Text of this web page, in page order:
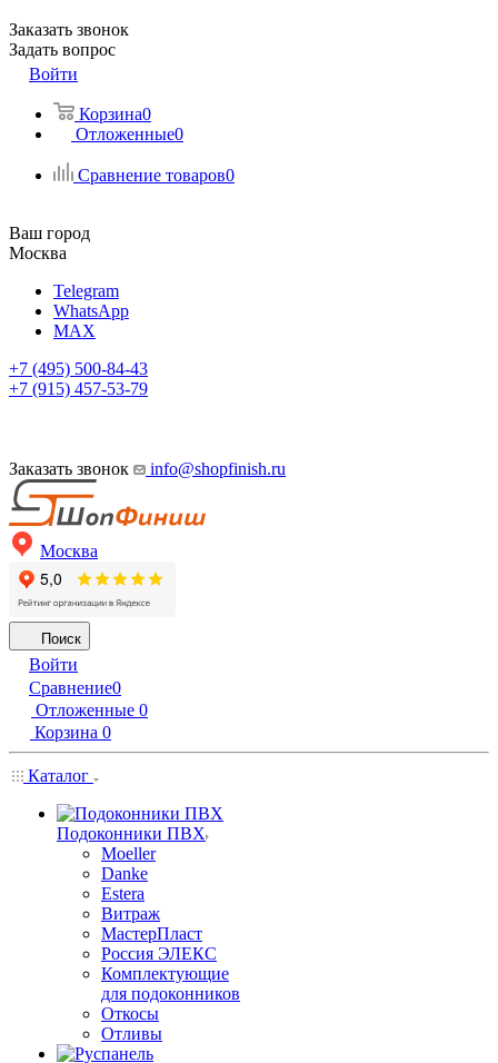
Заказать звонок
Задать вопрос
Войти
Корзина0
Отложенные0
Сравнение товаров0
Ваш город
Москва
Telegram
WhatsApp
MAX
+7 (495) 500-84-43
+7 (915) 457-53-79
Заказать звонок info@shopfinish.ru
Москва
Поиск
Войти
Сравнение0
Отложенные 0
Корзина 0
Каталог
Подоконники ПВХ
Moeller
Danke
Estera
Витраж
МастерПласт
Россия ЭЛЕКС
Комплектующие
для подоконников
Откосы
Отливы